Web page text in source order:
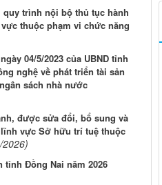
trình nội bộ thủ tục hành
thuộc phạm vi chức năng
04/5/2023 của UBND tỉnh
nghệ về phát triển tài sản
sách nhà nước
được sửa đổi, bổ sung và
vực Sở hữu trí tuệ thuộc
2026)
Đồng Nai năm 2026